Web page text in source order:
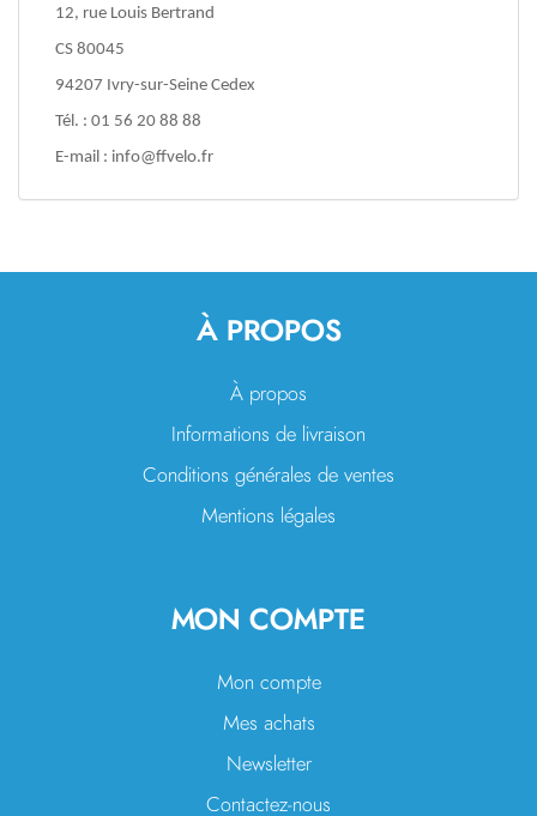
12, rue Louis Bertrand
CS 80045
94207 Ivry-sur-Seine Cedex
Tél. : 01 56 20 88 88
E-mail : info@ffvelo.fr
À PROPOS
À propos
Informations de livraison
Conditions générales de ventes
Mentions légales
MON COMPTE
Mon compte
Mes achats
Newsletter
Contactez-nous